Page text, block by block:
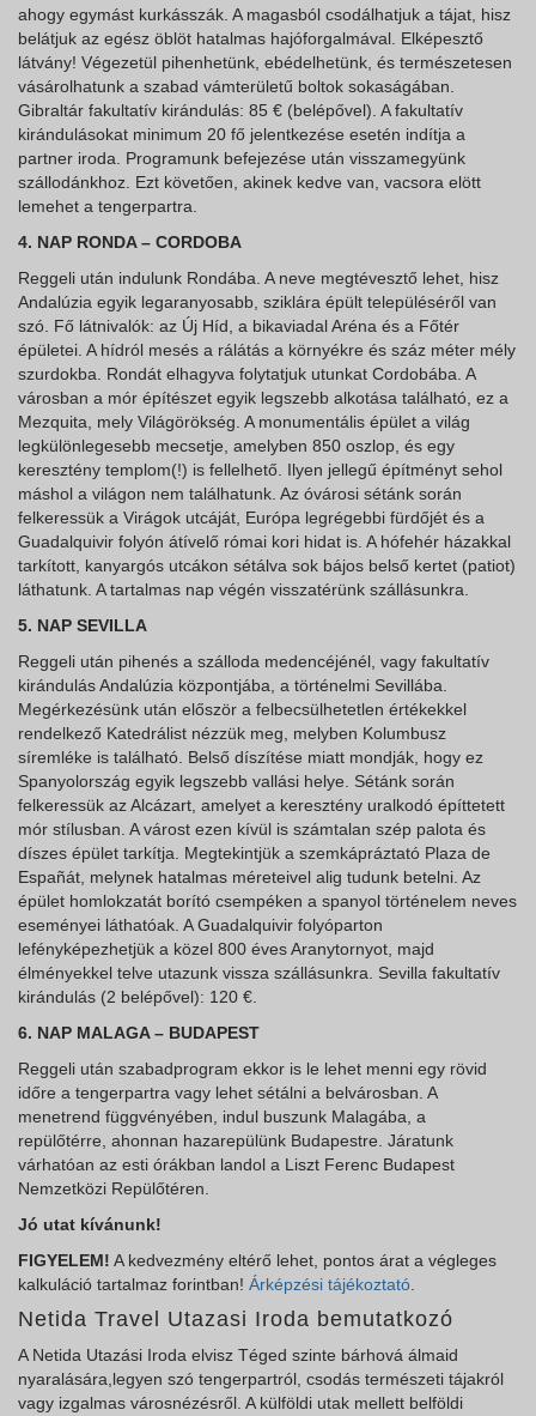
ahogy egymást kurkásszák. A magasból csodálhatjuk a tájat, hisz
belátjuk az egész öblöt hatalmas hajóforgalmával. Elképesztő
látvány! Végezetül pihenhetünk, ebédelhetünk, és természetesen
vásárolhatunk a szabad vámterületű boltok sokaságában.
Gibraltár fakultatív kirándulás: 85 € (belépővel). A fakultatív
kirándulásokat minimum 20 fő jelentkezése esetén indítja a
partner iroda. Programunk befejezése után visszamegyünk
szállodánkhoz. Ezt követően, akinek kedve van, vacsora elött
lemehet a tengerpartra.
4. NAP RONDA – CORDOBA
Reggeli után indulunk Rondába. A neve megtévesztő lehet, hisz
Andalúzia egyik legaranyosabb, sziklára épült településéről van
szó. Fő látnivalók: az Új Híd, a bikaviadal Aréna és a Főtér
épületei. A hídról mesés a rálátás a környékre és száz méter mély
szurdokba. Rondát elhagyva folytatjuk utunkat Cordobába. A
városban a mór építészet egyik legszebb alkotása található, ez a
Mezquita, mely Világörökség. A monumentális épület a világ
legkülönlegesebb mecsetje, amelyben 850 oszlop, és egy
keresztény templom(!) is fellelhető. Ilyen jellegű építményt sehol
máshol a világon nem találhatunk. Az óvárosi sétánk során
felkeressük a Virágok utcáját, Európa legrégebbi fürdőjét és a
Guadalquivir folyón átívelő római kori hidat is. A hófehér házakkal
tarkított, kanyargós utcákon sétálva sok bájos belső kertet (patiot)
láthatunk. A tartalmas nap végén visszatérünk szállásunkra.
5. NAP SEVILLA
Reggeli után pihenés a szálloda medencéjénél, vagy fakultatív
kirándulás Andalúzia központjába, a történelmi Sevillába.
Megérkezésünk után először a felbecsülhetetlen értékekkel
rendelkező Katedrálist nézzük meg, melyben Kolumbusz
síremléke is található. Belső díszítése miatt mondják, hogy ez
Spanyolország egyik legszebb vallási helye. Sétánk során
felkeressük az Alcázart, amelyet a keresztény uralkodó építtetett
mór stílusban. A várost ezen kívül is számtalan szép palota és
díszes épület tarkítja. Megtekintjük a szemkápráztató Plaza de
Españát, melynek hatalmas méreteivel alig tudunk betelni. Az
épület homlokzatát borító csempéken a spanyol történelem neves
eseményei láthatóak. A Guadalquivir folyóparton
lefényképezhetjük a közel 800 éves Aranytornyot, majd
élményekkel telve utazunk vissza szállásunkra. Sevilla fakultatív
kirándulás (2 belépővel): 120 €.
6. NAP MALAGA – BUDAPEST
Reggeli után szabadprogram ekkor is le lehet menni egy rövid
időre a tengerpartra vagy lehet sétálni a belvárosban. A
menetrend függvényében, indul buszunk Malagába, a
repülőtérre, ahonnan hazarepülünk Budapestre. Járatunk
várhatóan az esti órákban landol a Liszt Ferenc Budapest
Nemzetközi Repülőtéren.
Jó utat kívánunk!
FIGYELEM! A kedvezmény eltérő lehet, pontos árat a végleges
kalkuláció tartalmaz forintban! Árképzési tájékoztató.
Netida Travel Utazasi Iroda bemutatkozó
A Netida Utazási Iroda elvisz Téged szinte bárhová álmaid
nyaralására,legyen szó tengerpartról, csodás természeti tájakról
vagy izgalmas városnézésről. A külföldi utak mellett belföldi